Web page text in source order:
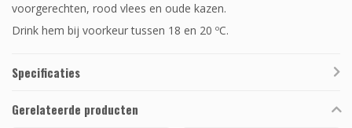
voorgerechten, rood vlees en oude kazen.
Drink hem bij voorkeur tussen 18 en 20 ºC.
Specificaties
Gerelateerde producten